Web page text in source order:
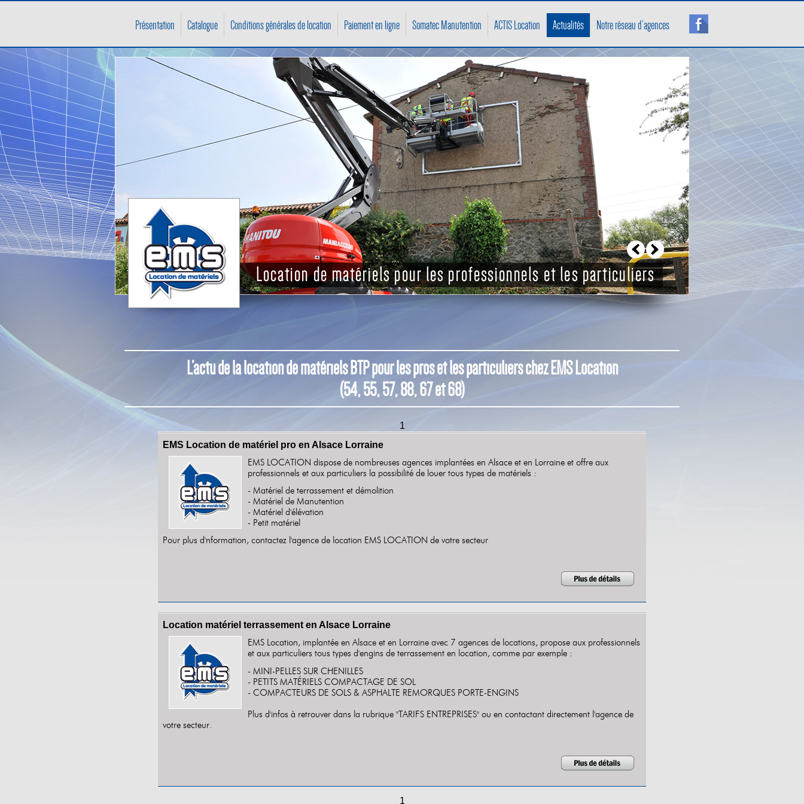
Présentation Catalogue Conditions générales de location Paiement en ligne Somatec Manutention ACTIS Location Actualités Notre réseau d’agences
L’actu de la location de matériels BTP pour les pros et les particuliers chez EMS Location
(54, 55, 57, 88, 67 et 68)
1
EMS Location de matériel pro en Alsace Lorraine
EMS LOCATION dispose de nombreuses agences implantées en Alsace et en Lorraine et offre aux
professionnels et aux particuliers la possibilité de louer tous types de matériels :
- Matériel de terrassement et démolition
- Matériel de Manutention
- Matériel d'élévation
- Petit matériel
Pour plus d'nformation, contactez l'agence de location EMS LOCATION de votre secteur
Location matériel terrassement en Alsace Lorraine
EMS Location, implantée en Alsace et en Lorraine avec 7 agences de locations, propose aux professionnels
et aux particuliers tous types d'engins de terrassement en location, comme par exemple :
- MINI-PELLES SUR CHENILLES
- PETITS MATÉRIELS COMPACTAGE DE SOL
- COMPACTEURS DE SOLS & ASPHALTE REMORQUES PORTE-ENGINS
Plus d'infos à retrouver dans la rubrique "TARIFS ENTREPRISES" ou en contactant directement l'agence de
votre secteur.
1